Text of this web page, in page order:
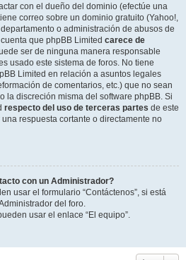
con el dueño del dominio (efectúe una
correo sobre un dominio gratuito (Yahoo!,
o administración de abusos de
que phpBB Limited carece de
ser de ninguna manera responsable
usado este sistema de foros. No tiene
Limited en relación a asuntos legales
de comentarios, etc.) que no sean
la discreción misma del software phpBB. Si
respecto del uso de terceras partes de este
respuesta cortante o directamente no
con un Administrador?
usar el formulario “Contáctenos”, si está
del foro.
usar el enlace “El equipo”.